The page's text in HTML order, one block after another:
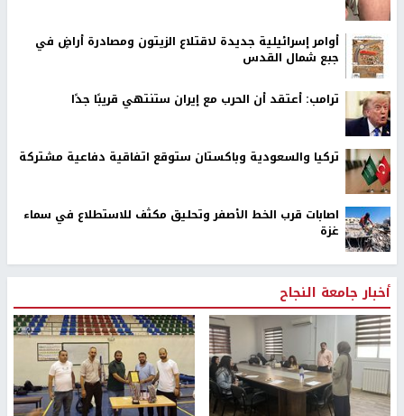
أوامر إسرائيلية جديدة لاقتلاع الزيتون ومصادرة أراضٍ في
جبع شمال القدس
ترامب: أعتقد أن الحرب مع إيران ستنتهي قريبًا جدًا
تركيا والسعودية وباكستان ستوقع اتفاقية دفاعية مشتركة
اصابات قرب الخط الأصفر وتحليق مكثف للاستطلاع في سماء
غزة
أخبار جامعة النجاح